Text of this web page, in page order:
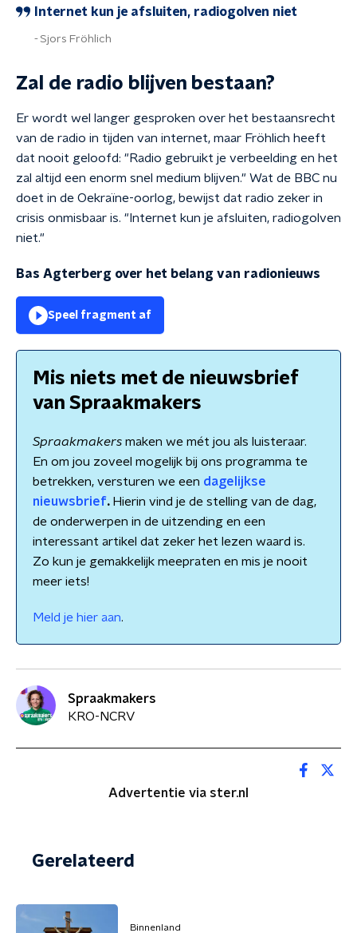
Internet kun je afsluiten, radiogolven niet
Sjors Fröhlich
Zal de radio blijven bestaan?
Er wordt wel langer gesproken over het bestaansrecht
van de radio in tijden van internet, maar Fröhlich heeft
dat nooit geloofd: "Radio gebruikt je verbeelding en het
zal altijd een enorm snel medium blijven." Wat de BBC nu
doet in de Oekraïne-oorlog, bewijst dat radio zeker in
crisis onmisbaar is. "Internet kun je afsluiten, radiogolven
niet."
Bas Agterberg over het belang van radionieuws
Speel fragment af
Mis niets met de nieuwsbrief
van Spraakmakers
Spraakmakers maken we mét jou als luisteraar.
En om jou zoveel mogelijk bij ons programma te
betrekken, versturen we een dagelijkse
nieuwsbrief.Hierin vind je de stelling van de dag,
de onderwerpen in de uitzending en een
interessant artikel dat zeker het lezen waard is.
Zo kun je gemakkelijk meepraten en mis je nooit
meer iets!
Meld je hier aan.
Spraakmakers
KRO-NCRV
Advertentie via ster.nl
Gerelateerd
Binnenland